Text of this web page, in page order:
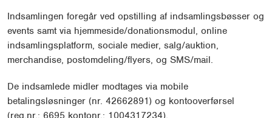
Indsamlingen foregår ved opstilling af indsamlingsbøsser og
events samt via hjemmeside/donationsmodul, online
indsamlingsplatform, sociale medier, salg/auktion,
merchandise, postomdeling/flyers, og SMS/mail.
De indsamlede midler modtages via mobile
betalingsløsninger (nr. 42662891) og kontooverførsel
(reg.nr.: 6695 kontonr.: 1004317234).